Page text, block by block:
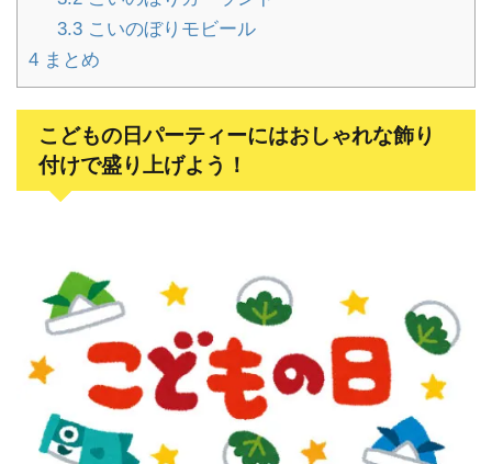
3.3こいのぼりモビール
4 まとめ
こどもの日パーティーにはおしゃれな飾り
付けで盛り上げよう！